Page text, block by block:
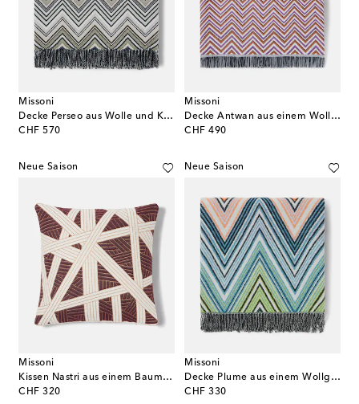
Missoni
Decke Perseo aus Wolle und Kaschmir
CHF 570
original price
Missoni
Decke Antwan aus einem Wollgemisch
CHF 490
original price
Neue Saison
Missoni
Kissen Nastri aus einem Baumwollgemisch
CHF 320
original price
Neue Saison
Missoni
Decke Plume aus einem Wollgemisch
CHF 330
original price